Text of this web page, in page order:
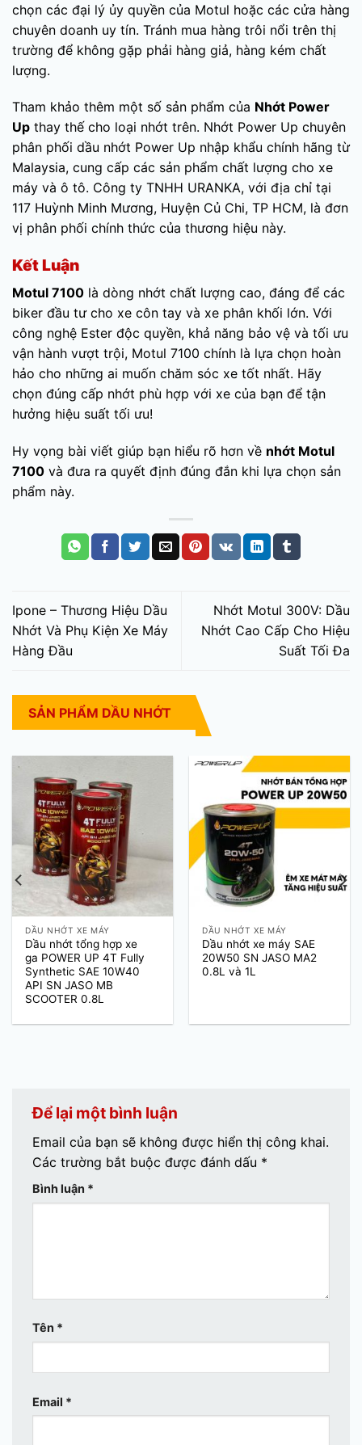
chọn các đại lý ủy quyền của Motul hoặc các cửa hàng
chuyên doanh uy tín. Tránh mua hàng trôi nổi trên thị
trường để không gặp phải hàng giả, hàng kém chất
lượng.
Tham khảo thêm một số sản phẩm của Nhớt Power
Up thay thế cho loại nhớt trên. Nhớt Power Up chuyên
phân phối dầu nhớt Power Up nhập khẩu chính hãng từ
Malaysia, cung cấp các sản phẩm chất lượng cho xe
máy và ô tô. Công ty TNHH URANKA, với địa chỉ tại
117 Huỳnh Minh Mương, Huyện Củ Chi, TP HCM, là đơn
vị phân phối chính thức của thương hiệu này.
Kết Luận
Motul 7100 là dòng nhớt chất lượng cao, đáng để các
biker đầu tư cho xe côn tay và xe phân khối lớn. Với
công nghệ Ester độc quyền, khả năng bảo vệ và tối ưu
vận hành vượt trội, Motul 7100 chính là lựa chọn hoàn
hảo cho những ai muốn chăm sóc xe tốt nhất. Hãy
chọn đúng cấp nhớt phù hợp với xe của bạn để tận
hưởng hiệu suất tối ưu!
Hy vọng bài viết giúp bạn hiểu rõ hơn về nhớt Motul
7100 và đưa ra quyết định đúng đắn khi lựa chọn sản
phẩm này.
Ipone – Thương Hiệu Dầu
Nhớt Và Phụ Kiện Xe Máy
Hàng Đầu
Nhớt Motul 300V: Dầu
Nhớt Cao Cấp Cho Hiệu
Suất Tối Đa
SẢN PHẨM DẦU NHỚT
DẦU NHỚT XE MÁY
Dầu nhớt tổng hợp xe
ga POWER UP 4T Fully
Synthetic SAE 10W40
API SN JASO MB
SCOOTER 0.8L
DẦU NHỚT XE MÁY
Dầu nhớt xe máy SAE
20W50 SN JASO MA2
0.8L và 1L
Để lại một bình luận
Email của bạn sẽ không được hiển thị công khai.
Các trường bắt buộc được đánh dấu *
Bình luận *
Tên *
Email *